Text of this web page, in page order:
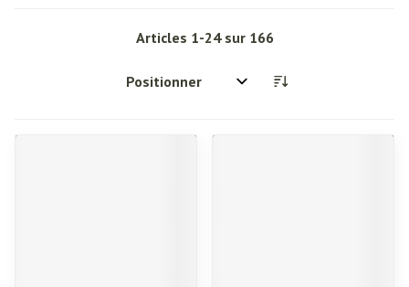
Articles 1-24sur 166
Trier par: